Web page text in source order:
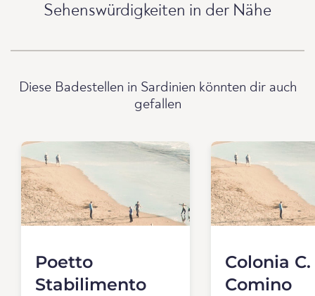
Sehenswürdigkeiten in der Nähe
Diese Badestellen in Sardinien könnten dir auch
gefallen
Poetto
Stabilimento
Colonia C.
Comino